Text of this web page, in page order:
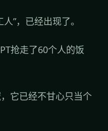
”，已经出现了。
抢走了60个人的饭
它已经不甘心只当个